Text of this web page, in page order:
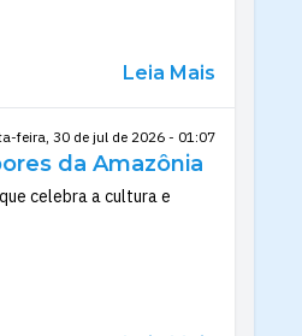
Leia Mais
feira, 30 de jul de 2026 - 01:07
da Amazônia
celebra a cultura e